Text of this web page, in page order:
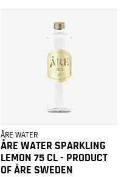
ÅRE WATER
ÅRE WATER SPARKLING
LEMON 75 CL - PRODUCT
OF ÅRE SWEDEN